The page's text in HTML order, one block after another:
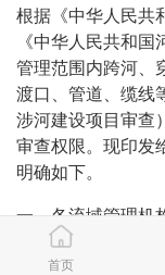
根据《中华人民共
《中华人民共和
管理范围内跨河、
渡口、管道、缆线
涉河建设项目审查
审查权限。现印发
明确如下。
一、各流域管理机
设项目管理作为
湖长制管理范畴
首页